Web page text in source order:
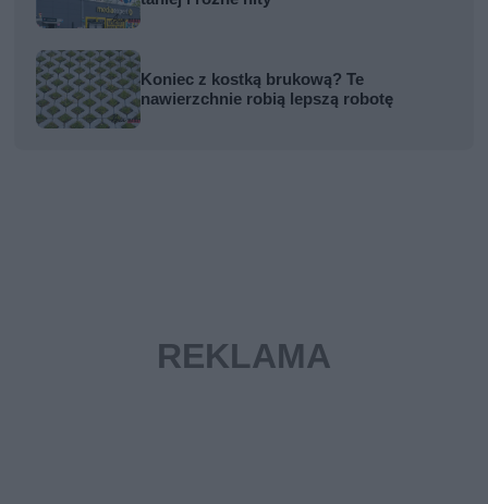
Koniec z kostką brukową? Te
nawierzchnie robią lepszą robotę